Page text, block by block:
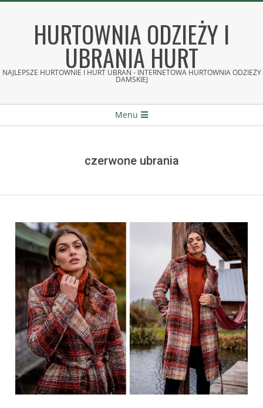
HURTOWNIA ODZIEŻY I
UBRANIA HURT
NAJLEPSZE HURTOWNIE I HURT UBRAŃ - INTERNETOWA HURTOWNIA ODZIEŻY
DAMSKIEJ
Menu
czerwone ubrania